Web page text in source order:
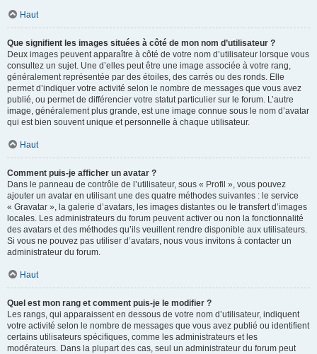
Haut
Que signifient les images situées à côté de mon nom d’utilisateur ?
Deux images peuvent apparaître à côté de votre nom d’utilisateur lorsque vous
consultez un sujet. Une d’elles peut être une image associée à votre rang,
généralement représentée par des étoiles, des carrés ou des ronds. Elle
permet d’indiquer votre activité selon le nombre de messages que vous avez
publié, ou permet de différencier votre statut particulier sur le forum. L’autre
image, généralement plus grande, est une image connue sous le nom d’avatar
qui est bien souvent unique et personnelle à chaque utilisateur.
Haut
Comment puis-je afficher un avatar ?
Dans le panneau de contrôle de l’utilisateur, sous « Profil », vous pouvez
ajouter un avatar en utilisant une des quatre méthodes suivantes : le service
« Gravatar », la galerie d’avatars, les images distantes ou le transfert d’images
locales. Les administrateurs du forum peuvent activer ou non la fonctionnalité
des avatars et des méthodes qu’ils veuillent rendre disponible aux utilisateurs.
Si vous ne pouvez pas utiliser d’avatars, nous vous invitons à contacter un
administrateur du forum.
Haut
Quel est mon rang et comment puis-je le modifier ?
Les rangs, qui apparaissent en dessous de votre nom d’utilisateur, indiquent
votre activité selon le nombre de messages que vous avez publié ou identifient
certains utilisateurs spécifiques, comme les administrateurs et les
modérateurs. Dans la plupart des cas, seul un administrateur du forum peut